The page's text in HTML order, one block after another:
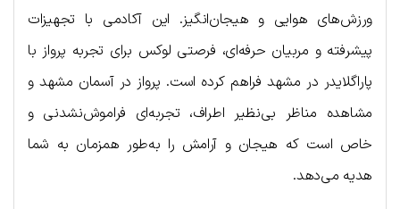
ورزش‌های هوایی و هیجان‌انگیز. این آکادمی با تجهیزات
پیشرفته و مربیان حرفه‌ای، فرصتی لوکس برای تجربه پرواز با
پاراگلایدر در مشهد فراهم کرده است. پرواز در آسمان مشهد و
مشاهده مناظر بی‌نظیر اطراف، تجربه‌ای فراموش‌نشدنی و
خاص است که هیجان و آرامش را به‌طور همزمان به شما
هدیه می‌دهد.